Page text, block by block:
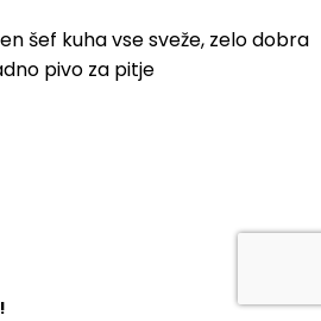
šef kuha vse sveže, zelo dobra
pivo za pitje